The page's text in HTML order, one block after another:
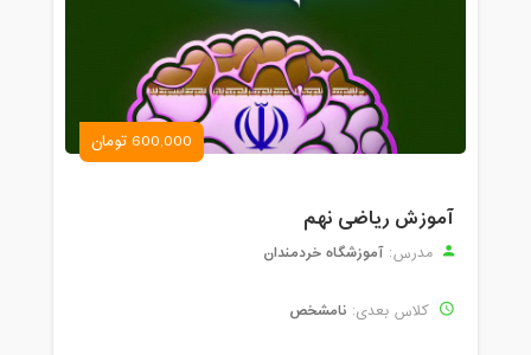
600,000 تومان
آموزش ریاضی نهم
مدرس: آموزشگاه خردمندان
کلاس بعدی: نامشخص